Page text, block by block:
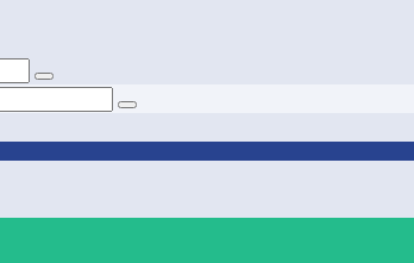
Zoeken
Zoeken